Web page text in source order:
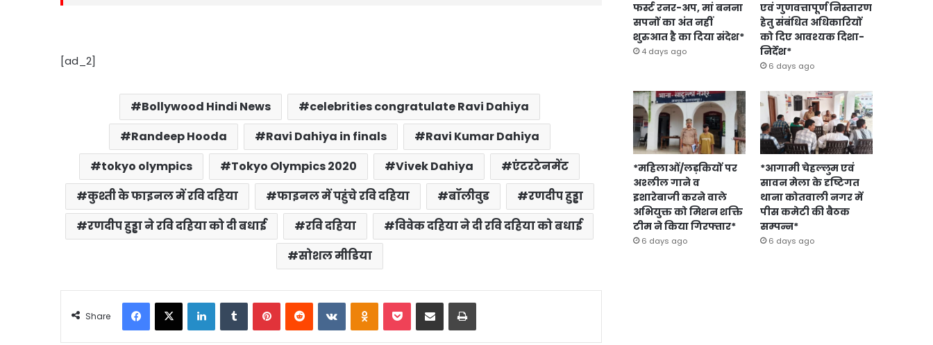
[ad_2]
Bollywood Hindi News
celebrities congratulate Ravi Dahiya
Randeep Hooda
Ravi Dahiya in finals
Ravi Kumar Dahiya
tokyo olympics
Tokyo Olympics 2020 Vivek Dahiya
एंटरटेनमेंट
कुश्ती के फाइनल में रवि दहिया
फाइनल में पहुंचे रवि दहिया बॉलीवुड
रणदीप हुड्डा
रणदीप हुड्डा ने रवि दहिया को दी बधाई
रवि दहिया
विवेक दहिया ने दी रवि दहिया को बधाई
सोशल मीडिया
Share
Facebook
X LinkedInTumblrPinterestReddit VKontakteOdnoklassniki
PocketShare via Email Print
फर्स्ट रनर-अप, मां बनना
सपनों का अंत नहीं
शुरुआत है का दिया संदेश*
4 days ago
एवं गुणवत्तापूर्ण निस्तारण
हेतु संबंधित अधिकारियों
को दिए आवश्यक दिशा-
निर्देश*
6 days ago
*महिलाओं/लड़कियों पर
अश्लील गाने व
इशारेबाजी करने वाले
अभियुक्त को मिशन शक्ति
टीम ने किया गिरफ्तार*
6 days ago
*आगामी चेहल्लुम एवं
सावन मेला के दृष्टिगत
थाना कोतवाली नगर में
पीस कमेटी की बैठक
सम्पन्न*
6 days ago